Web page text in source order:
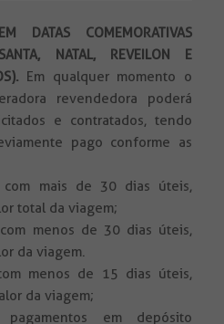
DATAS COMEMORATIVAS
NATAL, REVEILON E
Em qualquer momento o
revendedora poderá
e contratados, tendo
pago conforme as
com mais de 30 dias úteis,
total da viagem;
menos de 30 dias úteis,
da viagem.
menos de 15 dias úteis,
da viagem;
em depósito